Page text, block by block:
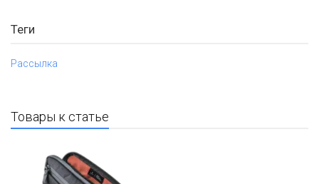
Теги
Рассылка
Товары к статье